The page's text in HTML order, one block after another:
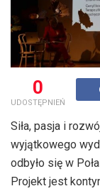
0
UDOSTĘPNIEŃ
Siła, pasja i
wyjątkowego
odbyło się w
Projekt jest